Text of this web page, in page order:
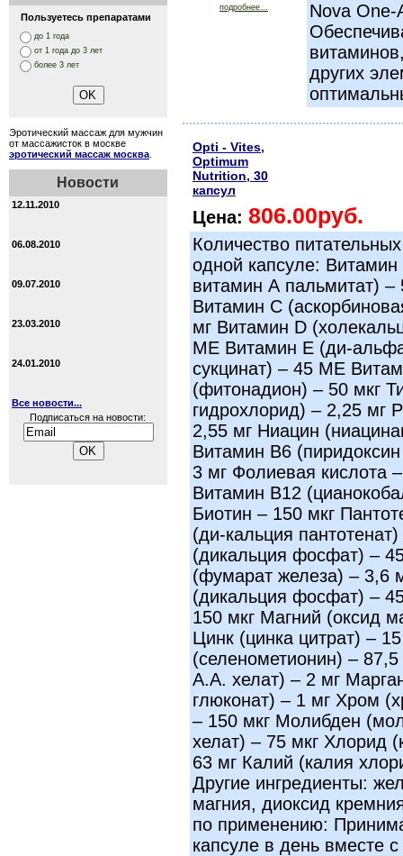
Пользуетесь препаратами
до 1 года
от 1 года до 3 лет
более 3 лет
Эротический массаж для мужчин
от массажисток в москве
эротический массаж москва
Новости
12.11.2010
06.08.2010
09.07.2010
23.03.2010
24.01.2010
Все новости...
Подписаться на новости:
подробнее...
Nova One-
других
Opti - Vites,
Optimum
Nutrition, 30
капсул
Цена: 806.00руб.
Количество
одной капсуле: Витамин
витамин А пальмитат)
Витамин С
мг Витамин D
МЕ Витамин Е (ди-
сукцинат) – 45 МЕ
(фитонадион) – 50 мкг
гидрохлорид) – 2,25 мг
2,55 мг Ниацин
Витамин В6
3 мг Фолиевая кислота
Витамин В12
Биотин – 150 мкг
(ди-кальция
(дикальция фосфат) –
(фумарат железа) – 3,6
(дикальция фосфат) –
150 мкг Магний (оксид
Цинк (цинка цитрат) –
(селенометионин) –
А.А. хелат) – 2 мг
глюконат) – 1 мг Хром
– 150 мкг Молибден
хелат) – 75 мкг Хлорид
63 мг Калий (калия
Другие ингредиенты:
магния, диоксид
по применению:
капсуле в день вместе